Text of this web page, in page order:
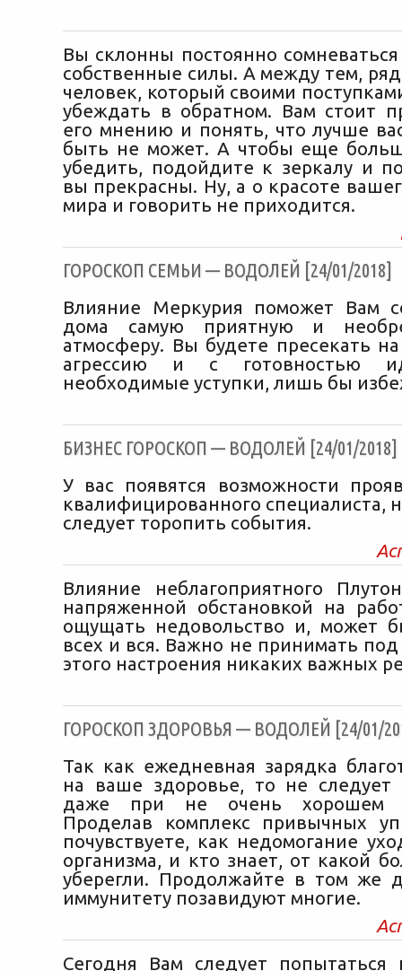
Вы склонны постоянно
собственные силы. А между тем,
человек, который своими
убеждать в обратном. Вам стоит
его мнению и понять, что лучше
быть не может. А чтобы еще
убедить, подойдите к зеркалу и
вы прекрасны. Ну, а о красоте
мира и говорить не приходится.
ГОРОСКОП СЕМЬИ — ВОДОЛЕЙ [24/01/2018]
Влияние Меркурия поможет Вам
дома самую приятную и
атмосферу. Вы будете пресекать
агрессию и с готовностью
необходимые уступки, лишь бы
БИЗНЕС ГОРОСКОП — ВОДОЛЕЙ [24/01/2018]
У вас появятся возможности
квалифицированного специалиста,
следует торопить события.
Влияние неблагоприятного
напряженной обстановкой на
ощущать недовольство и, может
всех и вся. Важно не принимать
этого настроения никаких важных
ГОРОСКОП ЗДОРОВЬЯ — ВОДОЛЕЙ [24/01/
Так как ежедневная зарядка
на ваше здоровье, то не следует
даже при не очень хорошем
Проделав комплекс привычных
почувствуете, как недомогание
организма, и кто знает, от какой
уберегли. Продолжайте в том же
иммунитету позавидуют многие.
Сегодня Вам следует попытаться